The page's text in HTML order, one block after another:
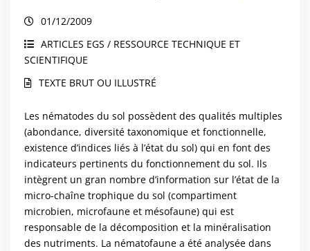
(Madagascar)
01/12/2009
ARTICLES EGS / RESSOURCE TECHNIQUE ET
SCIENTIFIQUE
TEXTE BRUT OU ILLUSTRÉ
Les nématodes du sol possèdent des qualités multiples
(abondance, diversité taxonomique et fonctionnelle,
existence d’indices liés à l’état du sol) qui en font des
indicateurs pertinents du fonctionnement du sol. Ils
intègrent un gran nombre d’information sur l’état de la
micro-chaîne trophique du sol (compartiment
microbien, microfaune et mésofaune) qui est
responsable de la décomposition et la minéralisation
des nutriments. La nématofaune a été analysée dans